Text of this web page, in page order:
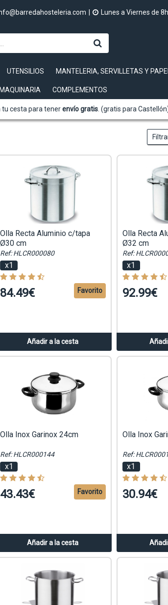
Lunes a Viernes de
UTENSILIOS MANTELERIA, SERVILLETAS Y
MAQUINARIA COMPLEMENTOS
cesta para tenerenvío gratis. (gratis para
Olla Recta Aluminio c/tapa
Ø30 cm
Ref: HLCR000080
x1
84.49€
Añadir a la cesta
Favorito
Olla Recta
Ø32 cm
Ref:
x1
92.99€
Olla Inox Garinox 24cm
Ref: HLCR000144
x1
43.43€
Añadir a la cesta
Favorito
Olla Inox
Ref:
x1
30.94€